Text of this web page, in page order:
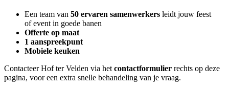
Een team van 50 ervaren samenwerkers leidt jouw feest
of event in goede banen
Offerte op maat
1 aanspreekpunt
Mobiele keuken
Contacteer Hof ter Velden via het contactformulier rechts op deze
pagina, voor een extra snelle behandeling van je vraag.